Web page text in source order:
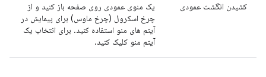
کشیدن انگشت عمودی
یک منوی عمودی روی صفحه باز کنید و از
چرخ اسکرول (چرخ ماوس) برای پیمایش در
آیتم های منو استفاده کنید. برای انتخاب یک
آیتم منو کلیک کنید.